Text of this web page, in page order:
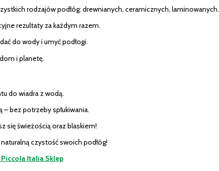
rodzajów podłóg: drewnianych, ceramicznych, laminowanych.
rezultaty za każdym razem.
do wody i umyć podłogi.
i planetę.
do wiadra z wodą.
bez potrzeby spłukiwania.
się świeżością oraz blaskiem!
czystość swoich podłóg!
Italia Sklep